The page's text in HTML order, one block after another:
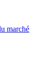
marché